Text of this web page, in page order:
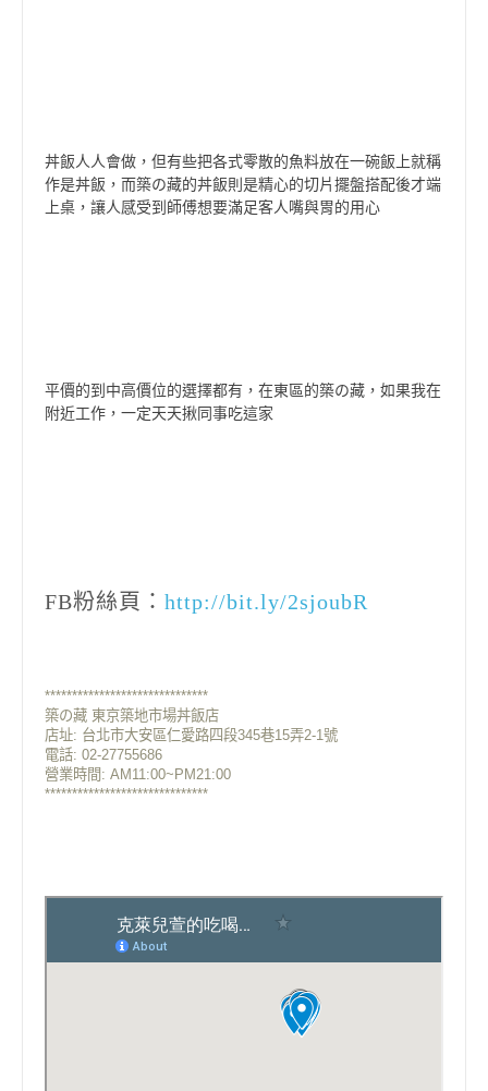
丼飯人人會做，但有些把各式零散的魚料放在一碗飯上就稱
作是丼飯，而築の藏的丼飯則是精心的切片擺盤搭配後才端
上桌，讓人感受到師傅想要滿足客人嘴與胃的用心
平價的到中高價位的選擇都有，在東區的築の藏，如果我在
附近工作，一定天天揪同事吃這家
FB粉絲頁： http://bit.ly/2sjoubR
******************************
築の藏 東京築地市場丼飯店
店址: 台北市大安區仁愛路四段345巷15弄2-1號
電話: 02-27755686
營業時間: AM11:00~PM21:00
******************************